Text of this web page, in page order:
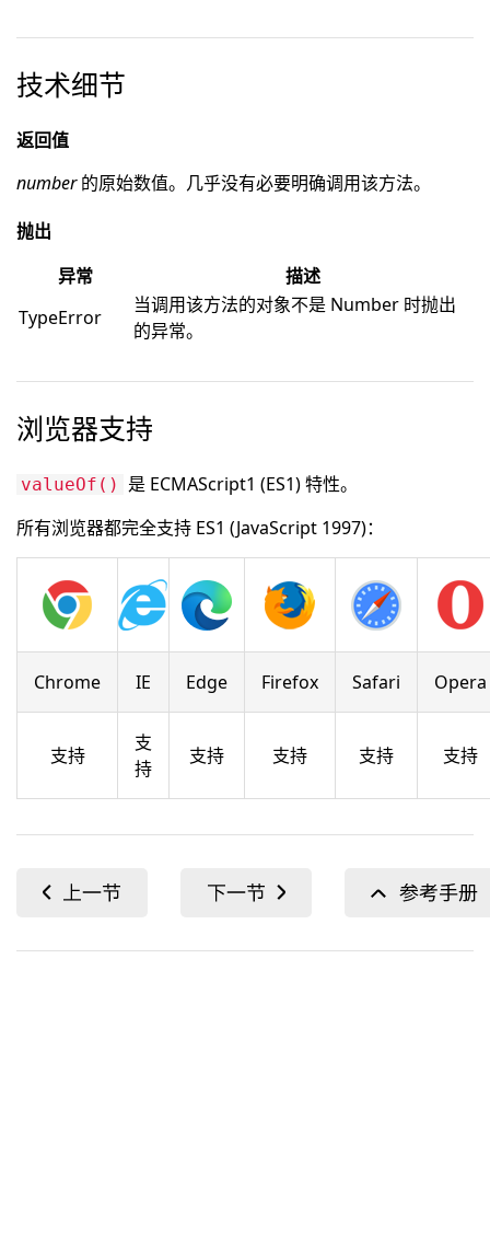
技术细节
返回值
number的原始数值。几乎没有必要明确调用该方法。
抛出
异常
描述
TypeError
当调用该方法的对象不是 Number 时抛出
的异常。
浏览器支持
valueOf()
是 ECMAScript1 (ES1) 特性。
所有浏览器都完全支持 ES1 (JavaScript 1997)：
Chrome IE Edge Firefox Safari Opera
支持
支
持
支持 支持 支持 支持